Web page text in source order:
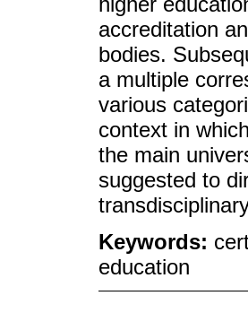
accreditation
bodies.
a multiple
various
context in
the main
suggested to
Keywords:
education